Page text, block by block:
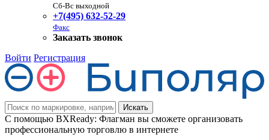
Сб-Вс выходной
+7(495) 632-52-29
Факс
Заказать звонок
Войти Регистрация
С помощью BXReady: Флагман вы сможете организовать
профессиональную торговлю в интернете